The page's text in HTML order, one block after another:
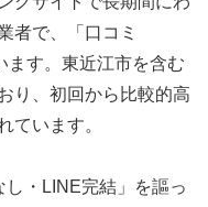
者で、「口コミ
ます。東近江市を含む
り、初回から比較的高
ています。
・LINE完結」を謳っ